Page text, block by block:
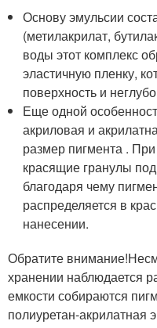
Основу эмульсии
(метилакрилат,
воды этот комплекс
эластичную пленку,
поверхность и
Еще одной
акриловая и
размер пигмента .
красящие гранулы
благодаря чему
распределяется в
нанесении.
Обратите
хранении наблюдается
емкости собираются
полиуретан-акрилатная